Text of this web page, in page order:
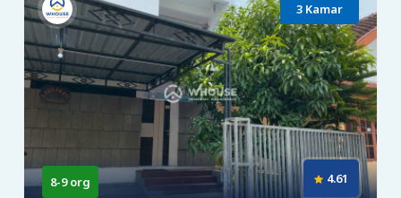
3 Kamar
8-9 org 4.61